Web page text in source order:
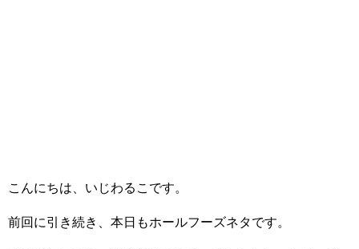
こんにちは、いじわるこです。
前回に引き続き、本日もホールフーズネタです。